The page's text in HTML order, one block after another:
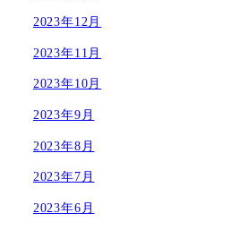
2023年12月
2023年11月
2023年10月
2023年9月
2023年8月
2023年7月
2023年6月